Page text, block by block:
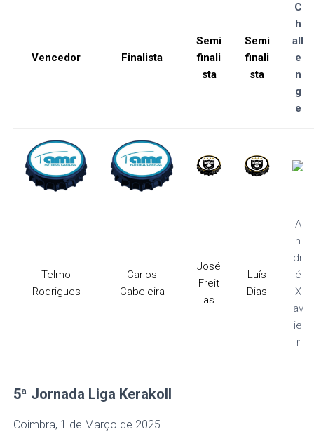
Vencedor Finalista
Semi
finali
sta
Semi
finali
sta
C
h
all
e
n
g
e
Telmo
Rodrigues
Carlos
Cabeleira
José
Freit
as
Luís
Dias
A
n
dr
é
X
av
ie
r
5ª Jornada Liga Kerakoll
Coimbra, 1 de Março de 2025